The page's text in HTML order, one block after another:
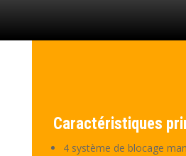
Caractéristiques
4 système de blocage